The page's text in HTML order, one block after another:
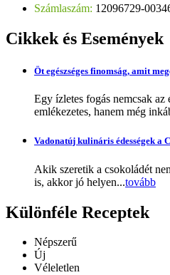
Számlaszám: 12096729-
Cikkek és Események
Öt egészséges finomság, amit
Egy ízletes fogás nemcsak az
emlékezetes, hanem még
Vadonatúj kulináris édességek a
Akik szeretik a csokoládét
is, akkor jó helyen...tovább
Különféle Receptek
Népszerű
Új
Véleletlen